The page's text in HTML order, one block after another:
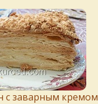
с заварным кремом